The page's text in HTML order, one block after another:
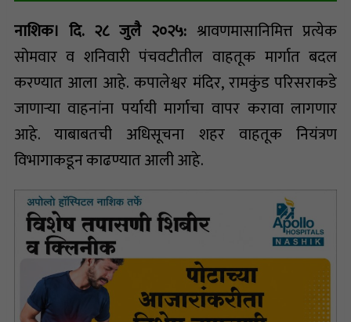
नाशिक। दि. २८ जुलै २०२५:श्रावणमासानिमित्त प्रत्येक
सोमवार व शनिवारी पंचवटीतील वाहतूक मार्गात बदल
करण्यात आला आहे. कपालेश्वर मंदिर, रामकुंड परिसराकडे
जाणाऱ्या वाहनांना पर्यायी मार्गाचा वापर करावा लागणार
आहे. याबाबतची अधिसूचना शहर वाहतूक नियंत्रण
विभागाकडून काढण्यात आली आहे.